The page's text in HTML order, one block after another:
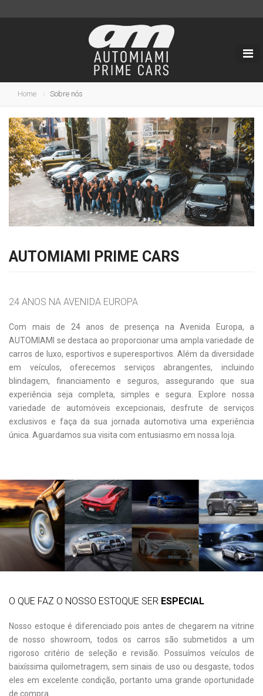
Home Sobre nós
AUTOMIAMI PRIME CARS
24 ANOS NA AVENIDA EUROPA
Com mais de 24 anos de presença na Avenida Europa, a
AUTOMIAMI se destaca ao proporcionar uma ampla variedade de
carros de luxo, esportivos e superesportivos. Além da diversidade
em veículos, oferecemos serviços abrangentes, incluindo
blindagem, financiamento e seguros, assegurando que sua
experiência seja completa, simples e segura. Explore nossa
variedade de automóveis excepcionais, desfrute de serviços
exclusivos e faça da sua jornada automotiva uma experiência
única. Aguardamos sua visita com entusiasmo em nossa loja.
O QUE FAZ O NOSSO ESTOQUE SER ESPECIAL
Nosso estoque é diferenciado pois antes de chegarem na vitrine
de nosso showroom, todos os carros são submetidos a um
rigoroso critério de seleção e revisão. Possuímos veículos de
baixíssima quilometragem, sem sinais de uso ou desgaste, todos
eles em excelente condição, portanto uma grande oportunidade
de compra.